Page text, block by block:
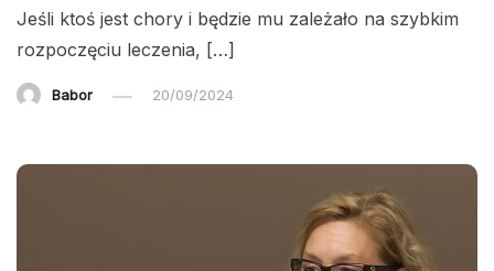
Jeśli ktoś jest chory i będzie mu zależało na szybkim
rozpoczęciu leczenia, […]
Babor 20/09/2024